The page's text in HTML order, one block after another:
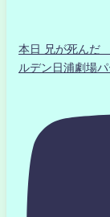
本日 兄が死ん
ルデン日浦劇場